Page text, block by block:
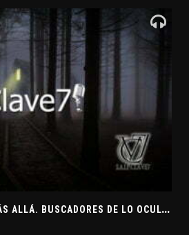
P
UERTAS HACIA EL MÁS ALLÁ. BUSCADORES DE LO OCULTO. EL PENSAMIENTO ABSTRACTO. EVANGELIOS APÓCRIFOS